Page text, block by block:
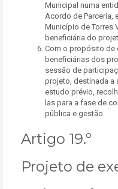
Municipal numa
Acordo de Parceria,
Município de Torres
beneficiária do
Com o propósito de
beneficiárias dos
sessão de
projeto, destinada a
estudo prévio,
las para a fase de
pública e gestão.
Artigo 19.º
Projeto de